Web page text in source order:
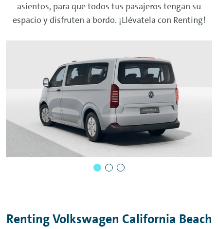
asientos, para que todos tus pasajeros tengan su
espacio y disfruten a bordo. ¡Llévatela con Renting!
RentingVolkswagen California Beach